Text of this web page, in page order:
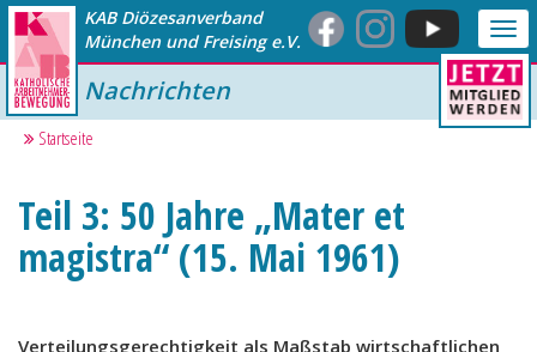
KAB Diözesanverband
München und Freising e.V.
Nachrichten
Startseite
Teil 3: 50 Jahre „Mater et
magistra“ (15. Mai 1961)
Verteilungsgerechtigkeit als Maßstab wirtschaftlichen